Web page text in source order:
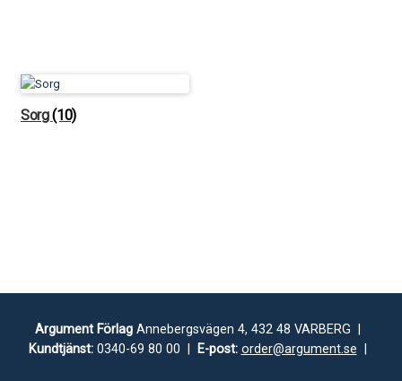
Sorg(10)
Argument FörlagAnnebergsvägen 4, 432 48 VARBERG |
Kundtjänst:0340-69 80 00 | E-post: order@argument.se